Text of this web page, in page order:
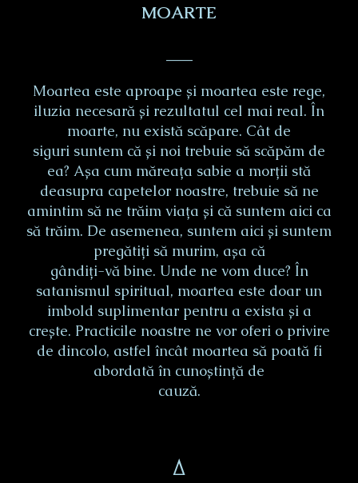
MOARTE
Moartea este aproape și moartea este rege,
iluzia necesară și rezultatul cel mai real. În
moarte, nu există scăpare. Cât de
siguri suntem că și noi trebuie să scăpăm de
ea? Așa cum măreața sabie a morții stă
deasupra capetelor noastre, trebuie să ne
amintim să ne trăim viața și că suntem aici ca
să trăim. De asemenea, suntem aici și suntem
pregătiți să murim, așa că
gândiți-vă bine. Unde ne vom duce? În
satanismul spiritual, moartea este doar un
imbold suplimentar pentru a exista și a
crește. Practicile noastre ne vor oferi o privire
de dincolo, astfel încât moartea să poată fi
abordată în cunoștință de
cauză.
Δ